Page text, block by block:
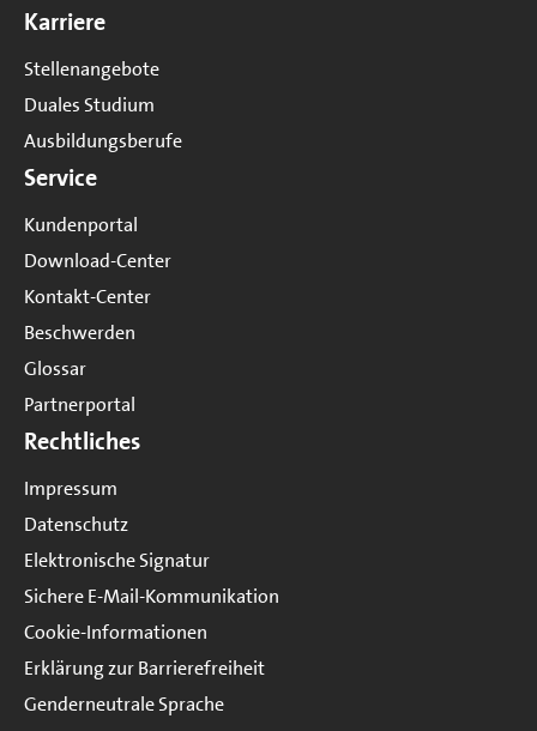
Karriere
Stellenangebote
Duales Studium
Ausbildungsberufe
Service
Kundenportal
Download-Center
Kontakt-Center
Beschwerden
Glossar
Partnerportal
Rechtliches
Impressum
Datenschutz
Elektronische Signatur
Sichere E-Mail-Kommunikation
Cookie-Informationen
Erklärung zur Barrierefreiheit
Genderneutrale Sprache